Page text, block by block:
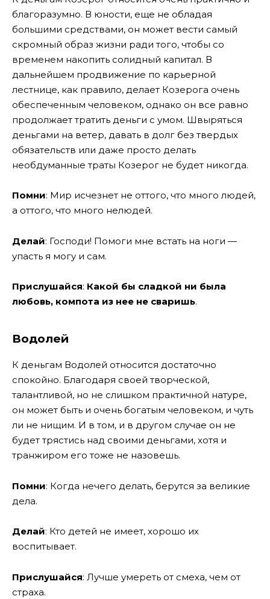
благоразумно. В юности, еще не обладая
большими средствами, он может вести самый
скромный образ жизни ради того, чтобы со
временем накопить солидный капитал. В
дальнейшем продвижение по карьерной
лестнице, как правило, делает Козерога очень
обеспеченным человеком, однако он все равно
продолжает тратить деньги с умом. Швыряться
деньгами на ветер, давать в долг без твердых
обязательств или даже просто делать
необдуманные траты Козерог не будет никогда.
Помни: Мир исчезнет не оттого, что много людей,
а оттого, что много нелюдей.
Делай: Господи! Помоги мне встать на ноги —
упасть я могу и сам.
Прислушайся: Какой бы сладкой ни была
любовь, компота из нее не сваришь.
Водолей
К деньгам Водолей относится достаточно
спокойно. Благодаря своей творческой,
талантливой, но не слишком практичной натуре,
он может быть и очень богатым человеком, и чуть
ли не нищим. И в том, и в другом случае он не
будет трястись над своими деньгами, хотя и
транжиром его тоже не назовешь.
Помни: Когда нечего делать, берутся за великие
дела.
Делай: Кто детей не имеет, хорошо их
воспитывает.
Прислушайся: Лучше умереть от смеха, чем от
страха.